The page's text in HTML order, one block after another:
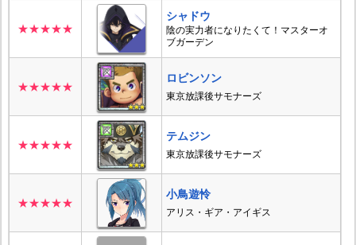
★★★★★
シャドウ
陰の実力者になりたくて！マスターオ
ブガーデン
★★★★★
ロビンソン
東京放課後サモナーズ
★★★★★
テムジン
東京放課後サモナーズ
★★★★★
小鳥遊怜
アリス・ギア・アイギス